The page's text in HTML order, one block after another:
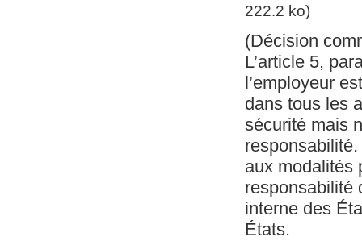
222.2 ko)
(Décision
L’article 5,
l’employeur
dans tous les
sécurité mais
aux modalités
responsabilité
interne des
États.